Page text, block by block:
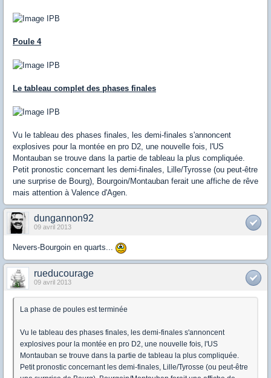
Poule 4
Le tableau complet des phases finales
Vu le tableau des phases finales, les demi-finales s'annoncent
explosives pour la montée en pro D2, une nouvelle fois, l'US
Montauban se trouve dans la partie de tableau la plus compliquée.
Petit pronostic concernant les demi-finales, Lille/Tyrosse (ou peut-être
une surprise de Bourg), Bourgoin/Montauban ferait une affiche de rêve
mais attention à Valence d'Agen.
dungannon92
09 avril 2013
Nevers-Bourgoin en quarts...
rueducourage
09 avril 2013
La phase de poules est terminée
Vu le tableau des phases finales, les demi-finales s'annoncent
explosives pour la montée en pro D2, une nouvelle fois, l'US
Montauban se trouve dans la partie de tableau la plus compliquée.
Petit pronostic concernant les demi-finales, Lille/Tyrosse (ou peut-être